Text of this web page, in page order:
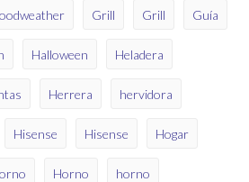
Grill Grill Guía
Halloween Heladera
Herrera hervidora
Hisense Hisense Hogar
Horno horno